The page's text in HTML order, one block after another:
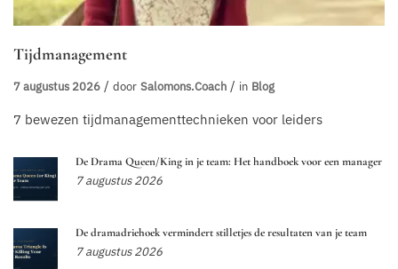
Tijdmanagement
7 augustus 2026 door Salomons.coach in Blog
7 bewezen tijdmanagementtechnieken voor leiders
De Drama Queen/King in je team: Het handboek voor een manager
7 augustus 2026
De dramadriehoek vermindert stilletjes de resultaten van je team
7 augustus 2026